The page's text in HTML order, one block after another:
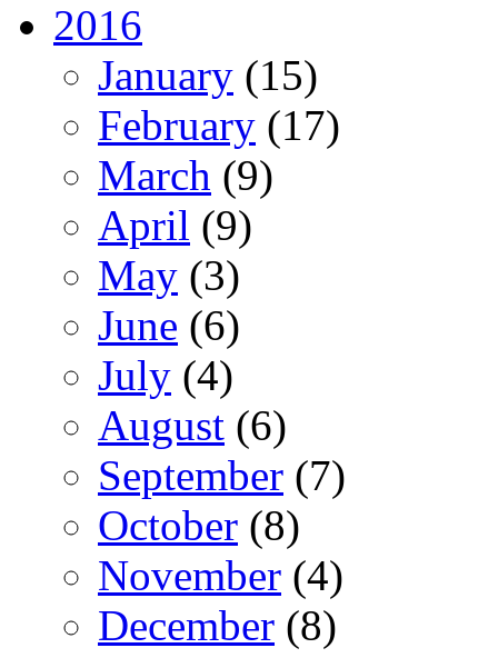
2016
January (15)
February (17)
March (9)
April (9)
May (3)
June (6)
July (4)
August (6)
September (7)
October (8)
November (4)
December (8)